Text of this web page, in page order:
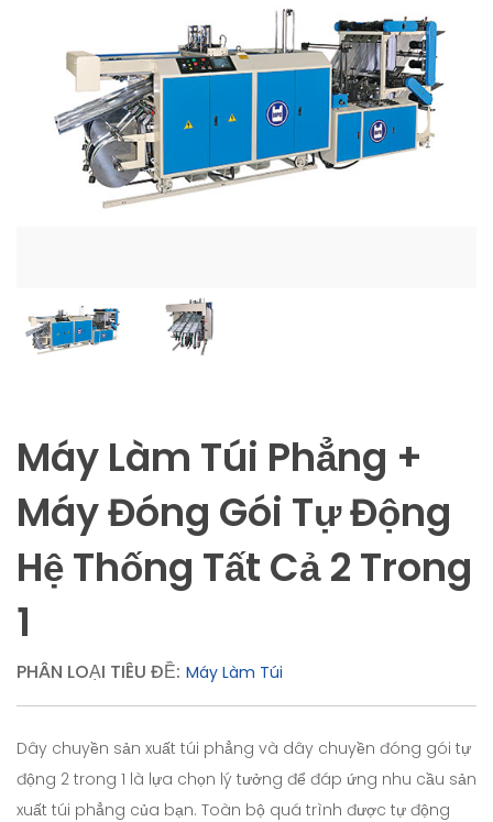
Máy Làm Túi Phẳng +
Máy Đóng Gói Tự Động
Hệ Thống Tất Cả 2 Trong
1
PHÂN LOẠI TIÊU ĐỀ: Máy Làm Túi
Dây chuyền sản xuất túi phẳng và dây chuyền đóng gói tự
động 2 trong 1 là lựa chọn lý tưởng để đáp ứng nhu cầu sản
xuất túi phẳng của bạn. Toàn bộ quá trình được tự động